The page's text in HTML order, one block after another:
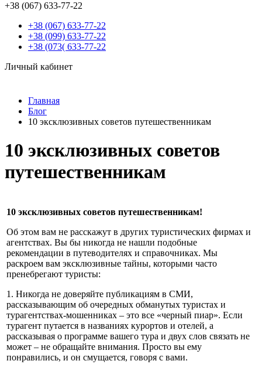
+38 (067) 633-77-22
+38 (067) 633-77-22
+38 (099) 633-77-22
+38 (073( 633-77-22
Личный кабинет
Главная
Блог
10 эксклюзивных советов путешественникам
10 эксклюзивных советов
путешественникам
10 эксклюзивных советов путешественникам!
Об этом вам не расскажут в других туристических фирмах и
агентствах. Вы бы никогда не нашли подобные
рекомендации в путеводителях и справочниках. Мы
раскроем вам эксклюзивные тайны, которыми часто
пренебрегают туристы:
1. Никогда не доверяйте публикациям в СМИ,
рассказывающим об очередных обманутых туристах и
турагентствах-мошенниках – это все «черный пиар». Если
турагент путается в названиях курортов и отелей, а
рассказывая о программе вашего тура и двух слов связать не
может – не обращайте внимания. Просто вы ему
понравились, и он смущается, говоря с вами.